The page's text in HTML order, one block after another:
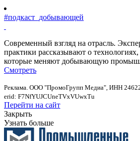
#подкаст_добывающей
Современный взгляд на отрасль.
практики рассказывают о
которые меняют добывающую
Смотреть
Реклама. ООО "ПромоГрупп Медиа", ИНН
erid: F7NfYUJCUneTVxVUwxTu
Перейти на сайт
Закрыть
Узнать больше